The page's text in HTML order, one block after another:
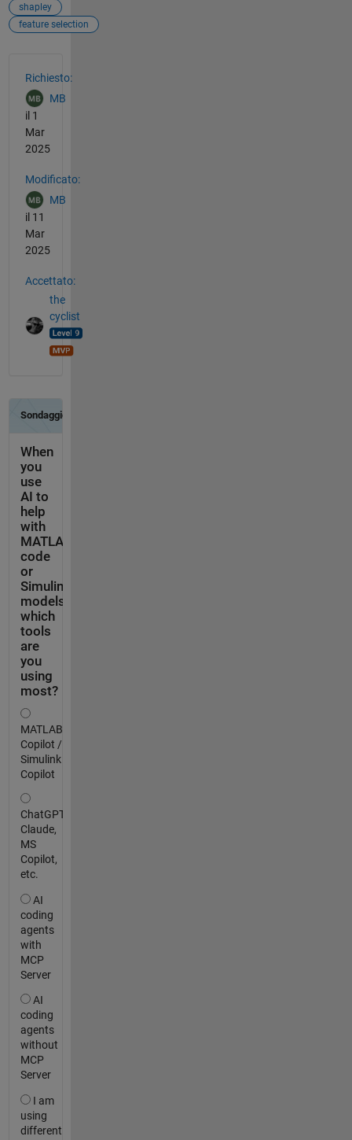
shapley
feature selection
Richiesto:
MB
il 1
Mar
2025
Modificato:
MB
il 11
Mar
2025
Accettato:
the
cyclist